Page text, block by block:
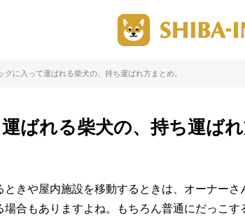
グに入って運ばれる柴犬の、持ち運ばれ方まとめ。
ばれる柴犬の、持ち運ば
きや屋内施設を移動するときは、オーナーさ
場合もありますよね。もちろん普通にだっこす